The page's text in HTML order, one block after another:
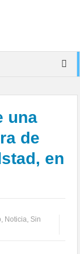
una
de
en
, Noticia, Sin